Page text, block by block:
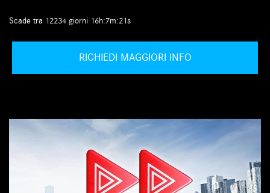
Scade tra 12234 giorni 16h:7m:20s
RICHIEDI MAGGIORI INFO